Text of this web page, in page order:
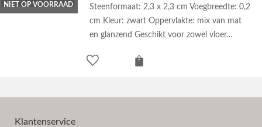
NIET OP VOORRAAD
Steenformaat: 2,3 x 2,3 cm Voegbreedte: 0,2
cm Kleur: zwart Oppervlakte: mix van mat
en glanzend Geschikt voor zowel vloer…
Klantenservice